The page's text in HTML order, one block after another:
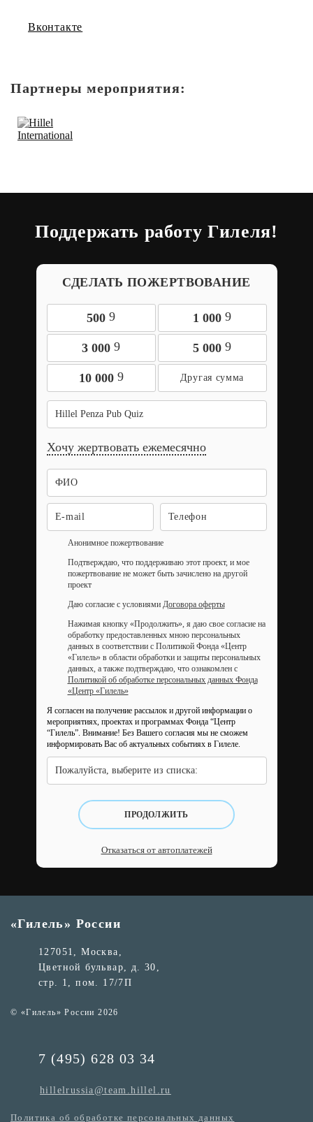
Вконтакте
Партнеры мероприятия:
Поддержать работу Гилеля!
СДЕЛАТЬ ПОЖЕРТВОВАНИЕ
500 9 1 000 9
3 000 9 5 000 9
10 000 9
Hillel Penza Pub Quiz
Хочу жертвовать ежемесячно
Анонимное пожертвование
Подтверждаю, что поддерживаю этот проект, и мое
пожертвование не может быть зачислено на другой
проект
Даю согласие с условиями Договора оферты
Нажимая кнопку «Продолжить», я даю свое согласие на
обработку предоставленных мною персональных
данных в соответствии с Политикой Фонда «Центр
«Гилель» в области обработки и защиты персональных
данных, а также подтверждаю, что ознакомлен с
Политикой об обработке персональных данных Фонда
«Центр «Гилель»
Я согласен на получение рассылок и другой информации о
мероприятиях, проектах и программах Фонда “Центр
“Гилель”. Внимание! Без Вашего согласия мы не сможем
информировать Вас об актуальных событиях в Гилеле.
Пожалуйста, выберите из списка:
ПРОДОЛЖИТЬ
Отказаться от автоплатежей
«Гилель» России
127051, Москва,
Цветной бульвар, д. 30,
стр. 1, пом. 17/7П
© «Гилель» России 2026
7 (495) 628 03 34
hillelrussia@team.hillel.ru
Политика об обработке персональных данных